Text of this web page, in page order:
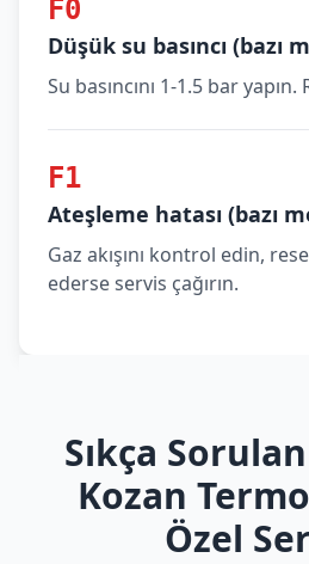
F0
Düşük su basıncı (bazı
Su basıncını 1-1.5 bar yapın.
F1
Ateşleme hatası (bazı
Gaz akışını kontrol edin,
ederse servis çağırın.
Sıkça
Kozan
Özel